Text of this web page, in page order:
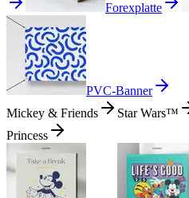
Forexplatte
PVC-Banner
Mickey & Friends
Star Wars™
Princess